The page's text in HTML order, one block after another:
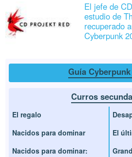
El jefe de
estudio de
recuperado
Cyberpunk
Guía Cyberpunk
Curros
El regalo
Nacidos para dominar
Nacidos para dominar:
El